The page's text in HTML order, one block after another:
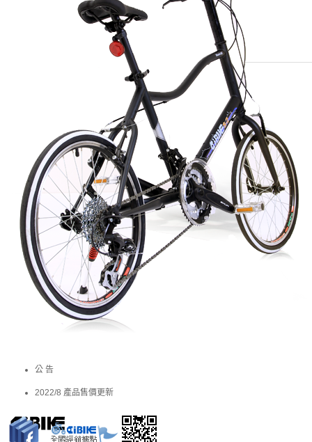
公 告
2022/8 產品售價更新